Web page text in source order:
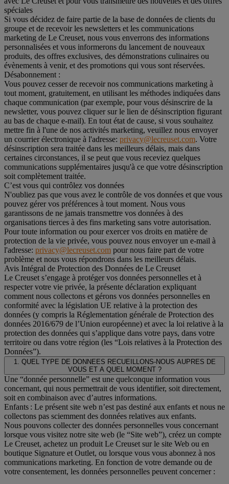
spéciales
Si vous décidez de faire partie de la base de données de clients du
groupe et de recevoir les newsletters et les communications
marketing de Le Creuset, nous vous enverrons des informations
personnalisées et vous informerons du lancement de nouveaux
produits, des offres exclusives, des démonstrations culinaires ou
évènements à venir, et des promotions qui vous sont réservées.
Désabonnement :
Vous pouvez cesser de recevoir nos communications marketing à
tout moment, gratuitement, en utilisant les méthodes indiquées dans
chaque communication (par exemple, pour vous désinscrire de la
newsletter, vous pouvez cliquer sur le lien de désinscription figurant
au bas de chaque e-mail). En tout état de cause, si vous souhaitez
mettre fin à l'une de nos activités marketing, veuillez nous envoyer
un courrier électronique à l'adresse: privacy@lecreuset.com. Votre
désinscription sera traitée dans les meilleurs délais, mais dans
certaines circonstances, il se peut que vous receviez quelques
communications supplémentaires jusqu'à ce que votre désinscription
soit complètement traitée.
C’est vous qui contrôlez vos données
N'oubliez pas que vous avez le contrôle de vos données et que vous
pouvez gérer vos préférences à tout moment. Nous vous
garantissons de ne jamais transmettre vos données à des
organisations tierces à des fins marketing sans votre autorisation.
Pour toute information ou pour exercer vos droits en matière de
protection de la vie privée, vous pouvez nous envoyer un e-mail à
l'adresse: privacy@lecreuset.com pour nous faire part de votre
problème et nous vous répondrons dans les meilleurs délais.
Avis Intégral de Protection des Données de Le Creuset
Le Creuset s’engage à protéger vos données personnelles et à
respecter votre vie privée, la présente déclaration expliquant
comment nous collectons et gérons vos données personnelles en
conformité avec la législation UE relative à la protection des
données (y compris la Réglementation générale de Protection des
données 2016/679 de l’Union européenne) et avec la loi relative à la
protection des données qui s’applique dans votre pays, dans votre
territoire ou dans votre région (les “Lois relatives à la Protection des
Données”).
1. QUEL TYPE DE DONNEES RECUEILLONS-NOUS AUPRES DE
VOUS ET A QUEL MOMENT ?
Une “donnée personnelle” est une quelconque information vous
concernant, qui nous permettrait de vous identifier, soit directement,
soit en combinaison avec d’autres informations.
Enfants : Le présent site web n’est pas destiné aux enfants et nous ne
collectons pas sciemment des données relatives aux enfants.
Nous pouvons collecter des données personnelles vous concernant
lorsque vous visitez notre site web (le “Site web”), créez un compte
Le Creuset, achetez un produit Le Creuset sur le site Web ou en
boutique Signature et Outlet, ou lorsque vous vous abonnez à nos
communications marketing. En fonction de votre demande ou de
votre consentement, les données personnelles peuvent concerner :